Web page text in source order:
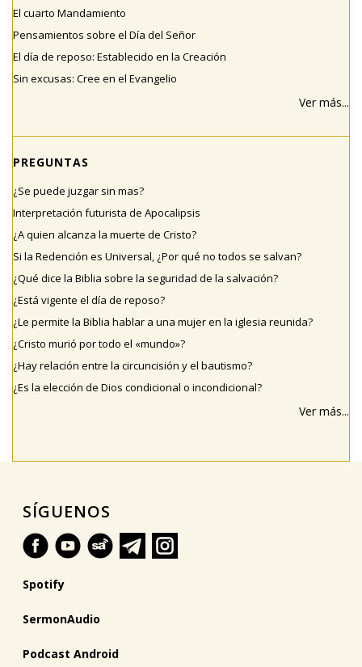
El cuarto Mandamiento
Pensamientos sobre el Día del Señor
El día de reposo: Establecido en la Creación
Sin excusas: Cree en el Evangelio
Ver más...
PREGUNTAS
¿Se puede juzgar sin mas?
Interpretación futurista de Apocalipsis
¿A quien alcanza la muerte de Cristo?
Si la Redención es Universal, ¿Por qué no todos se salvan?
¿Qué dice la Biblia sobre la seguridad de la salvación?
¿Está vigente el día de reposo?
¿Le permite la Biblia hablar a una mujer en la iglesia reunida?
¿Cristo murió por todo el «mundo»?
¿Hay relación entre la circuncisión y el bautismo?
¿Es la elección de Dios condicional o incondicional?
Ver más...
SÍGUENOS
Spotify
SermonAudio
Podcast Android